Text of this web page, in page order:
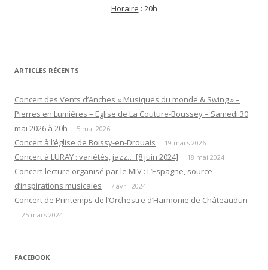
Horaire : 20h
ARTICLES RÉCENTS
Concert des Vents d’Anches « Musiques du monde & Swing » –
Pierres en Lumières – Eglise de La Couture-Boussey – Samedi 30
mai 2026 à 20h
5 mai 2026
Concert à l’église de Boissy-en-Drouais 19 mars 2026
Concert à LURAY : variétés, jazz… [8 juin 2024] 18 mai 2024
Concert-lecture organisé par le MIV : L’Espagne, source
d’inspirations musicales
7 avril 2024
Concert de Printemps de l’Orchestre d’Harmonie de Châteaudun
25 mars 2024
FACEBOOK